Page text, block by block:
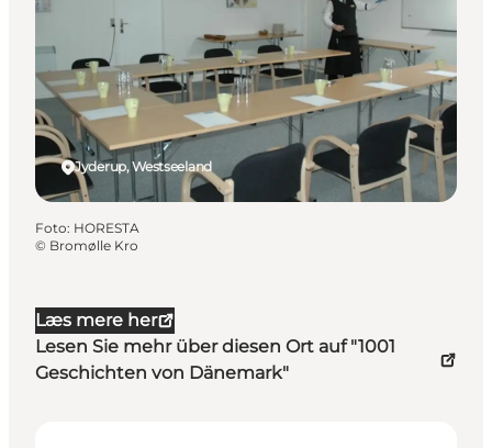
Læs mere her
Lesen Sie mehr über diesen Ort auf "1001
Geschichten von Dänemark"
Jyderup, Westseeland
Foto: HORESTA
© Bromølle Kro